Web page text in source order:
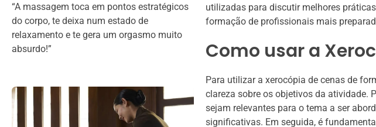
“A massagem toca em pontos estratégicos
do corpo, te deixa num estado de
relaxamento e te gera um orgasmo muito
absurdo!”
utilizadas para discutir melhores
formação de profissionais mais
Como usar a
Para utilizar a xerocópia de cenas de
clareza sobre os objetivos da atividade.
sejam relevantes para o tema a ser
significativas. Em seguida, é